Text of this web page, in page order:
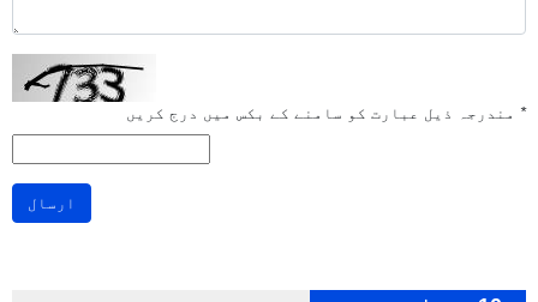
* مندرجہ ذیل عبارت کو سامنے کے بکس میں درج کریں
ارسال